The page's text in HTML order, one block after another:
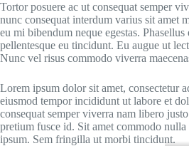
Tortor posuere ac ut consequat semper
nunc consequat interdum varius sit amet
eu mi bibendum neque egestas.
pellentesque eu tincidunt. Eu augue ut
Nunc vel risus commodo viverra
Lorem ipsum dolor sit amet, consectetur
eiusmod tempor incididunt ut labore et
consequat semper viverra nam libero
pretium fusce id. Sit amet commodo
ipsum. Sem fringilla ut morbi tincidunt.